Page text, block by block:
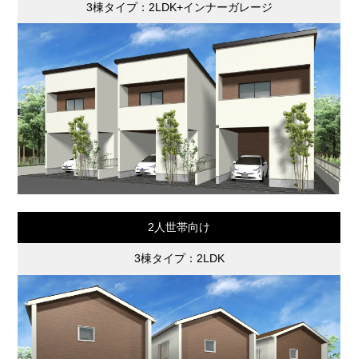
3棟タイプ：2LDK+インナーガレージ
2人世帯向け
3棟タイプ：2LDK